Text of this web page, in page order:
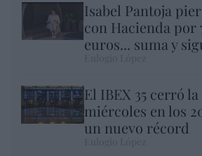
Isabel Pantoja
con Hacienda por
euros... suma y
El IBEX 35 cerró
miércoles en los
un nuevo récord